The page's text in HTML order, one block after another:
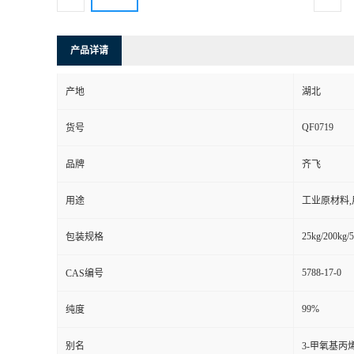
产品详请
产地 湖北
货号 QF0719
品牌 齐飞
用途 工业原材料
包装规格 25kg/200kg/
CAS编号 5788-17-0
纯度 99%
别名 3-甲氧基丙